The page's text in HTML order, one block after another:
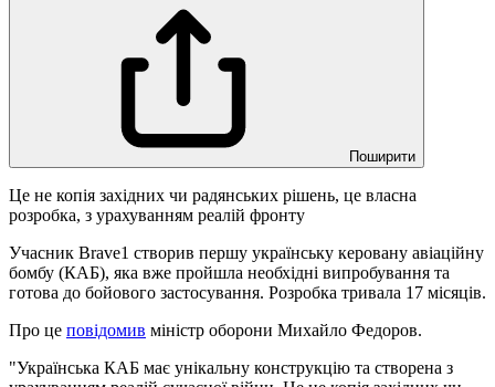
Поширити
Це не копія західних чи радянських рішень, це власна
розробка, з урахуванням реалій фронту
Учасник Brave1 створив першу українську керовану авіаційну
бомбу (КАБ), яка вже пройшла необхідні випробування та
готова до бойового застосування. Розробка тривала 17 місяців.
Про це повідомив міністр оборони Михайло Федоров.
"Українська КАБ має унікальну конструкцію та створена з